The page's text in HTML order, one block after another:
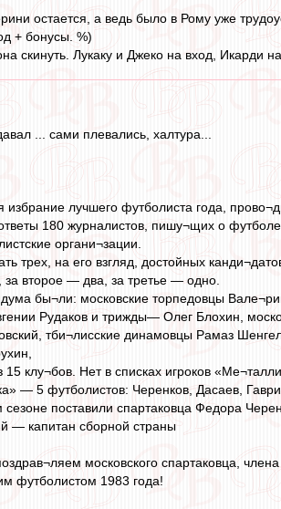
остается, а ведь было в Рому уже
+ бонусы. %)
скинуть. Лукаку и Джеко на вход, Икарди
... сами плевались, халтура...
лучшего футболиста года,
180 журналистов, пишу¬щих о
органи¬зации.
трех, на его взгляд, достойных
за второе — два, за третье — одно.
бы¬ли: московские торпедовцы
Рудаков и трижды— Олег Блохин,
тби¬лисские динамовцы Рамаз
клу¬бов. Нет в списках игроков
— 5 футболистов: Черенков, Дасаев,
поставили спартаковца Федора
— капитан сборной страны
московского спартаковца,
футболистом 1983 года!